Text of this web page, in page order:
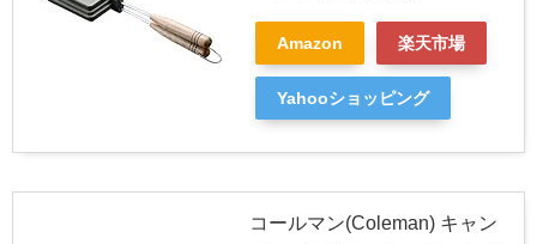
Amazon 楽天市場
Yahooショッピング
コールマン(Coleman) キャン